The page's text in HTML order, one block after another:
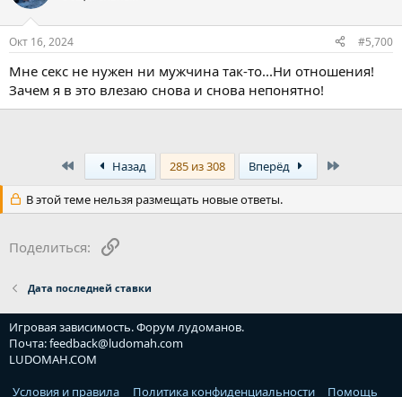
Окт 16, 2024 #5,700
Мне секс не нужен ни мужчина так-то...Ни отношения!
Зачем я в это влезаю снова и снова непонятно!
Назад 285 из 308 Вперёд
В этой теме нельзя размещать новые ответы.
Поделиться: Ссылка
Дата последней ставки
Игровая зависимость. Форум лудоманов.
Почта: feedback@ludomah.com
LUDOMAH.COM
Условия и правила
Политика конфиденциальности Помощь